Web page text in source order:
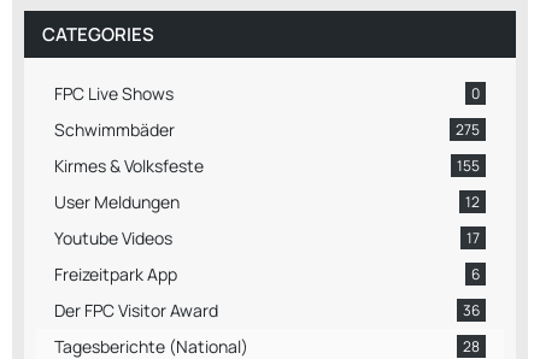
CATEGORIES
FPC Live Shows 0
Schwimmbäder 275
Kirmes & Volksfeste 155
User Meldungen 12
Youtube Videos 17
Freizeitpark App 6
Der FPC Visitor Award 36
Tagesberichte (National) 28